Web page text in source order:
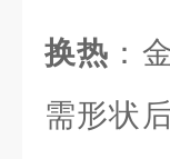
换热 ：
需形状